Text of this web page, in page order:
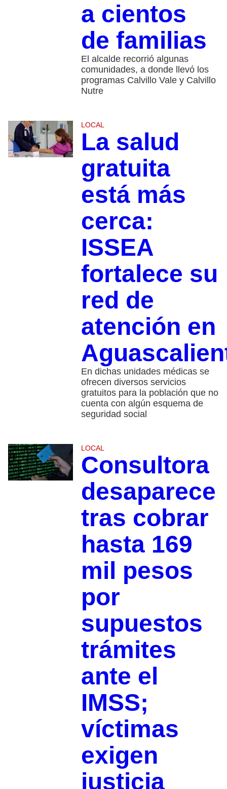
a cientos
de familias
El alcalde recorrió algunas
comunidades, a donde llevó los
programas Calvillo Vale y Calvillo
Nutre
LOCAL
La salud
gratuita
está más
cerca:
ISSEA
fortalece su
red de
atención en
En dichas unidades médicas se
ofrecen diversos servicios
gratuitos para la población que no
cuenta con algún esquema de
seguridad social
LOCAL
Consultora
desaparece
tras cobrar
hasta 169
mil pesos
por
supuestos
trámites
ante el
IMSS;
víctimas
exigen
justicia